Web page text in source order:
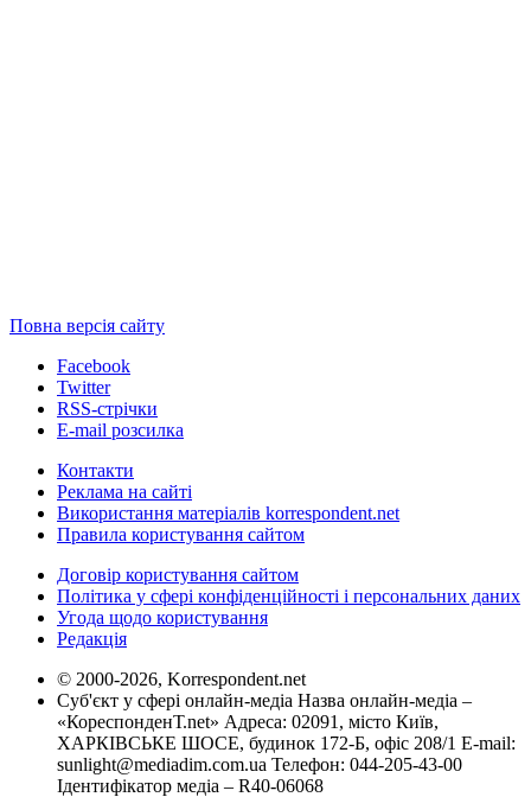
Повна версія сайту
Facebook
Twitter
RSS-стрічки
E-mail розсилка
Контакти
Реклама на сайті
Використання матеріалів korrespondent.net
Правила користування сайтом
Договір користування сайтом
Політика у сфері конфіденційності і персональних даних
Угода щодо користування
Редакція
© 2000-2026, Korrespondent.net
Суб'єкт у сфері онлайн-медіа Назва онлайн-медіа –
«КореспонденТ.net» Адреса: 02091, місто Київ,
ХАРКІВСЬКЕ ШОСЕ, будинок 172-Б, офіс 208/1 E-mail:
sunlight@mediadim.com.ua Телефон: 044-205-43-00
Ідентифікатор медіа – R40-06068